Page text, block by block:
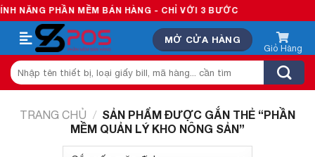
Skip
to
content
NĂNG PHẦN MỀM BÁN HÀNG - CHỈ VỚI 3 BƯỚC
MỞ CỬA HÀNG
Tìm
kiếm:
TRANG CHỦ / SẢN PHẨM ĐƯỢC GẮN THẺ “PHẦN
MỀM QUẢN LÝ KHO NÔNG SẢN”